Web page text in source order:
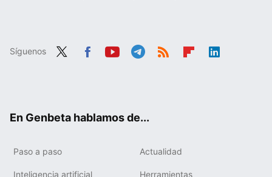
Síguenos
En Genbeta hablamos de...
Paso a paso Actualidad
Inteligencia artificial Herramientas